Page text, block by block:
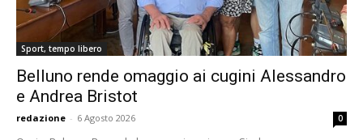
Sport, tempo libero
Belluno rende omaggio ai cugini Alessandro
e Andrea Bristot
redazione - 6 Agosto 2026 0